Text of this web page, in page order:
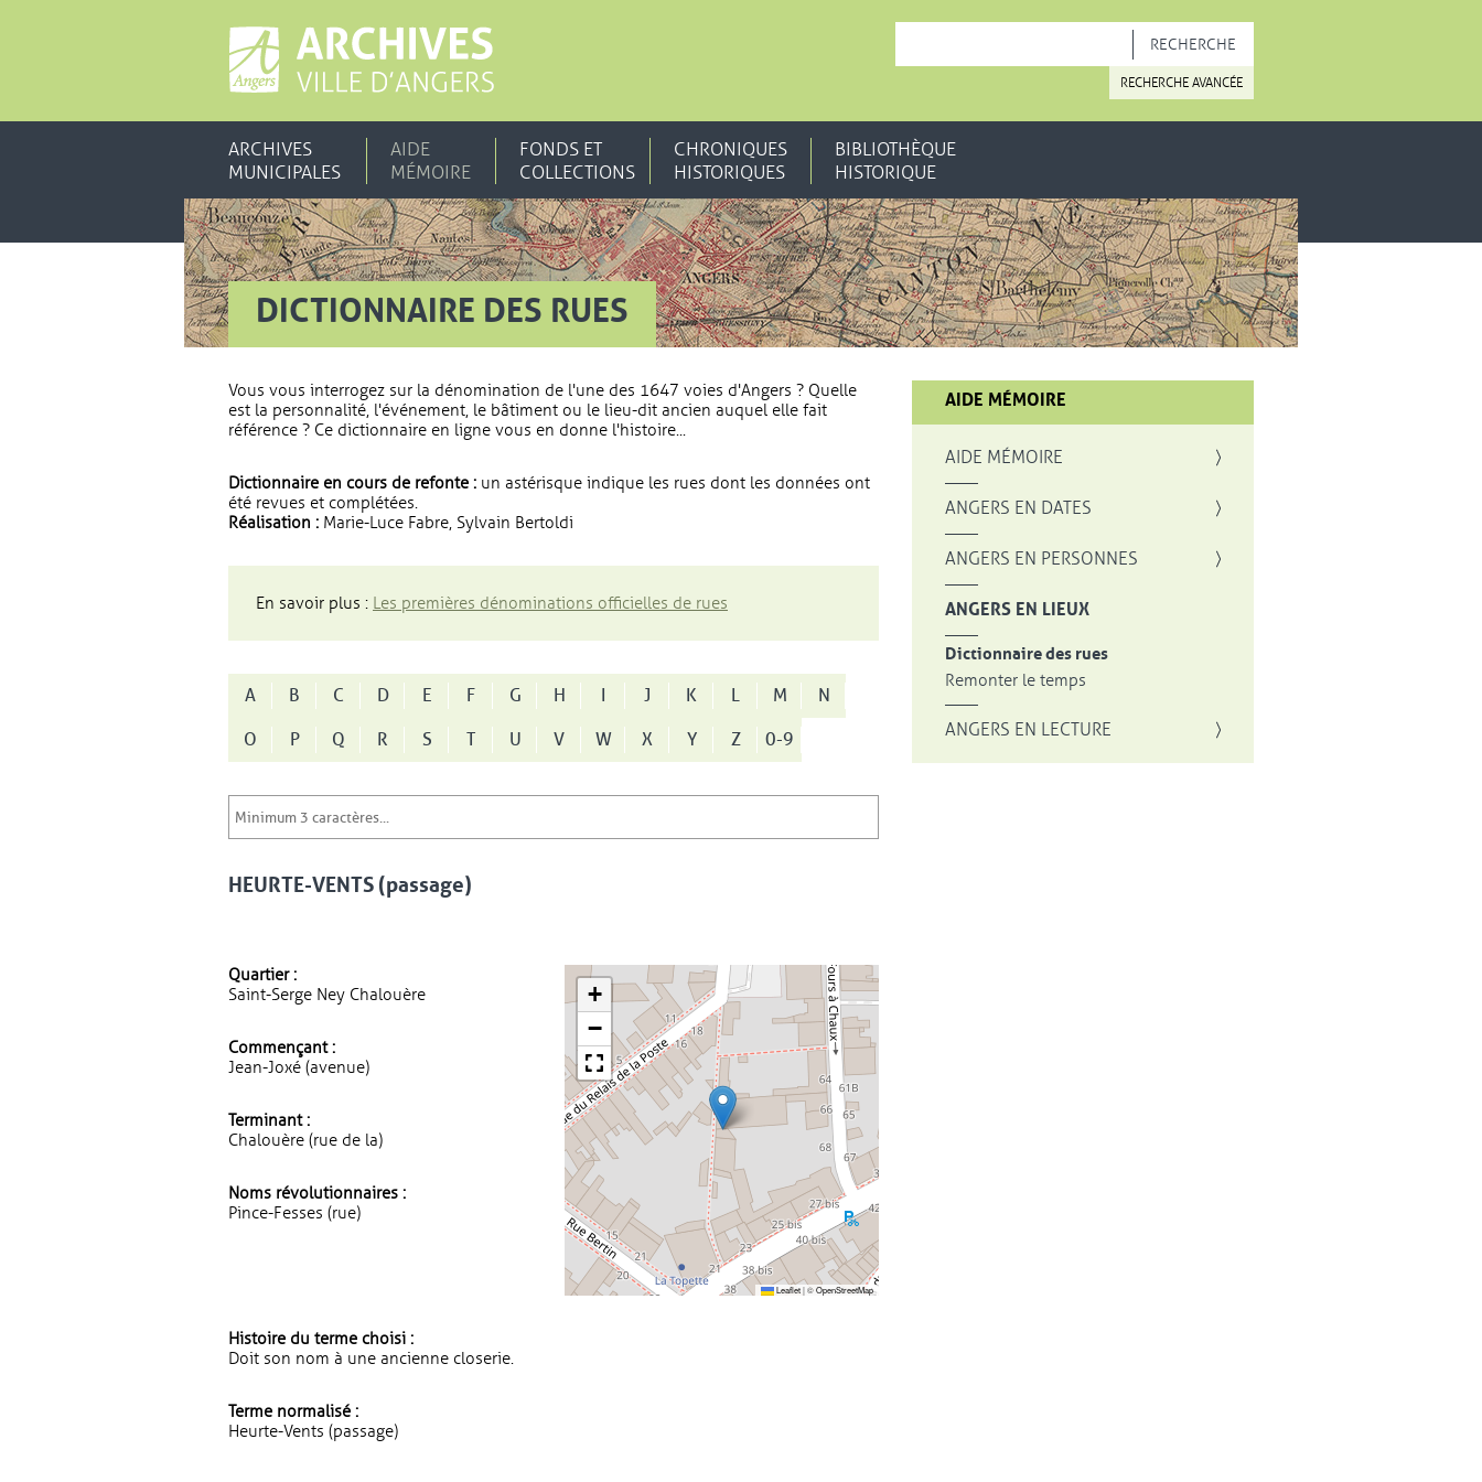
RECHERCHE AVANCÉE
ARCHIVES
MUNICIPALES
AIDE
MÉMOIRE
FONDS ET
COLLECTIONS
CHRONIQUES
HISTORIQUES
BIBLIOTHÈQUE
HISTORIQUE
DICTIONNAIRE DES RUES
Vous vous interrogez sur la dénomination de l'une des 1647 voies d'Angers ? Quelle
est la personnalité, l'événement, le bâtiment ou le lieu-dit ancien auquel elle fait
référence ? Ce dictionnaire en ligne vous en donne l'histoire...
Dictionnaire en cours de refonte : un astérisque indique les rues dont les données ont
été revues et complétées.
Réalisation : Marie-Luce Fabre, Sylvain Bertoldi
En savoir plus : Les premières dénominations officielles de rues
A B C D E F G H I J K L M
N
O
P Q R S T U V W X Y Z 0-9
HEURTE-VENTS (passage)
Quartier :
Saint-Serge Ney Chalouère
Commençant :
Jean-Joxé (avenue)
Terminant :
Chalouère (rue de la)
Noms révolutionnaires :
Pince-Fesses (rue)
+
−
Leaflet|©OpenStreetMap
Histoire du terme choisi :
Doit son nom à une ancienne closerie.
Terme normalisé :
Heurte-Vents (passage)
AIDE MÉMOIRE
AIDE MÉMOIRE
ANGERS EN DATES
ANGERS EN PERSONNES
ANGERS EN LIEUX
Dictionnaire des rues
Remonter le temps
ANGERS EN LECTURE